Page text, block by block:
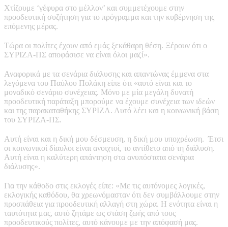
Χτίζουμε ‘γέφυρα στο μέλλον’ και συμμετέχουμε στην
προοδευτική συζήτηση για το πρόγραμμα και την κυβέρνηση της
επόμενης μέρας.
Τώρα οι πολίτες έχουν από εμάς ξεκάθαρη θέση. Ξέρουν ότι o
ΣΥΡΙΖΑ-ΠΣ αποφάσισε να είναι όλοι μαζί».
Αναφορικά με τα σενάρια διάλυσης και απαντώνας έμμενα στα
λεγόμενα του Παύλου Πολάκη είπε ότι «αυτό είναι και το
μοναδικό σενάριο συνέχειας. Μόνο με μία μεγάλη δυνατή
προοδευτική παράταξη μπορούμε να έχουμε συνέχεια των ιδεών
και της παρακαταθήκης ΣΥΡΙΖΑ. Αυτό λέει και η κοινωνική βάση
του ΣΥΡΙΖΑ-ΠΣ.
Αυτή είναι και η δική μου δέσμευση, η δική μου υποχρέωση. Έτσι
οι κοινωνικοί δίαυλοι είναι ανοιχτοί, το αντίθετο από τη διάλυση.
Αυτή είναι η καλύτερη απάντηση στα ανυπόστατα σενάρια
διάλυσης».
Για την κάθοδο στις εκλογές είπε: «Με τις αυτόνομες λογικές,
εκλογικής καθόδου, θα χρεωνόμασταν ότι δεν συμβάλλουμε στην
προσπάθεια για προοδευτική αλλαγή στη χώρα. Η ενότητα είναι η
ταυτότητα μας, αυτό ζητάμε ως στάση ζωής από τους
προοδευτικούς πολίτες, αυτό κάνουμε με την απόφασή μας.